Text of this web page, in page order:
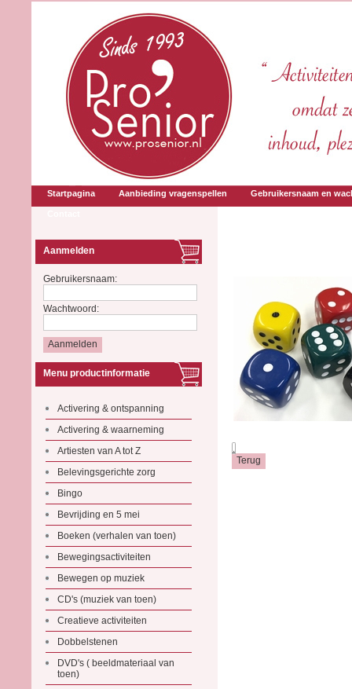
Startpagina Aanbieding vragenspellen Gebruikersnaam en
Aanmelden
Gebruikersnaam:
Wachtwoord:
Menu productinformatie
Activering & ontspanning
Activering & waarneming
Artiesten van A tot Z
Belevingsgerichte zorg
Bingo
Bevrijding en 5 mei
Boeken (verhalen van toen)
Bewegingsactiviteiten
Bewegen op muziek
CD's (muziek van toen)
Creatieve activiteiten
Dobbelstenen
DVD's ( beeldmateriaal van
toen)
.